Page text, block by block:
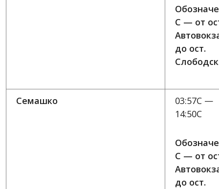
C — от
до ост.
Семашко
03:57C —
14:50C
C — от
до ост.